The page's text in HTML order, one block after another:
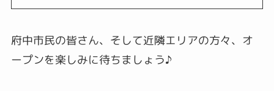
府中市民の皆さん、そして近隣エリアの方々、オ
ープンを楽しみに待ちましょう♪